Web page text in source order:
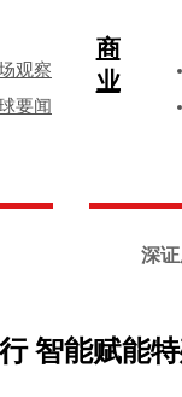
观察
要闻
商
业
深
智能赋能